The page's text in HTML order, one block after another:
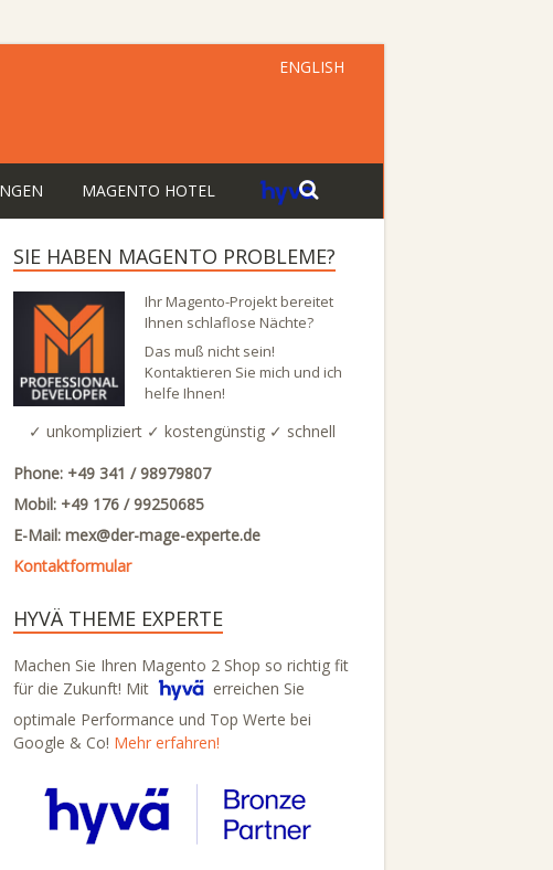
ENGLISH
MAGENTO HOTEL
SIE HABEN MAGENTO PROBLEME?
Ihr Magento-Projekt bereitet
Ihnen schlaflose Nächte?
Das muß nicht sein!
Kontaktieren Sie mich und ich
helfe Ihnen!
✓ unkompliziert ✓ kostengünstig ✓ schnell
Phone: +49 341 / 98979807
Mobil: +49 176 / 99250685
E-Mail: mex@der-mage-experte.de
Kontaktformular
HYVÄ THEME EXPERTE
Machen Sie Ihren Magento 2 Shop so richtig fit
für die Zukunft! Mit
erreichen Sie
optimale Performance und Top Werte bei
Google & Co! Mehr erfahren!